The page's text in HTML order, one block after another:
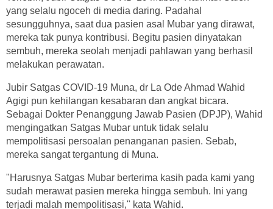
yang selalu ngoceh di media daring. Padahal
sesungguhnya, saat dua pasien asal Mubar yang dirawat,
mereka tak punya kontribusi. Begitu pasien dinyatakan
sembuh, mereka seolah menjadi pahlawan yang berhasil
melakukan perawatan.
Jubir Satgas COVID-19 Muna, dr La Ode Ahmad Wahid
Agigi pun kehilangan kesabaran dan angkat bicara.
Sebagai Dokter Penanggung Jawab Pasien (DPJP), Wahid
mengingatkan Satgas Mubar untuk tidak selalu
mempolitisasi persoalan penanganan pasien. Sebab,
mereka sangat tergantung di Muna.
"Harusnya Satgas Mubar berterima kasih pada kami yang
sudah merawat pasien mereka hingga sembuh. Ini yang
terjadi malah mempolitisasi," kata Wahid.